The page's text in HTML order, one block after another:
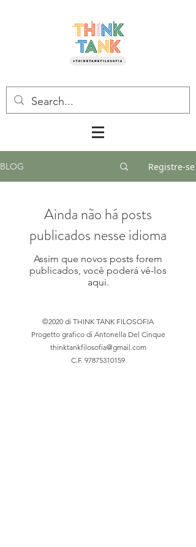
BLOG Registre-se
Ainda não há posts
publicados nesse idioma
Assim que novos posts forem
publicados, você poderá vê-los
aqui.
©2020 di THINK TANK FILOSOFIA
Progetto grafico di Antonella Del Cinque
thinktankfilosofia@gmail.com
C.F. 97875310159